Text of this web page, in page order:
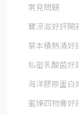
常見問題
寶涼滋好評開
草本積熱清好
私密乳酸菌好
海洋膠原蛋白
蜜煉四物膏好